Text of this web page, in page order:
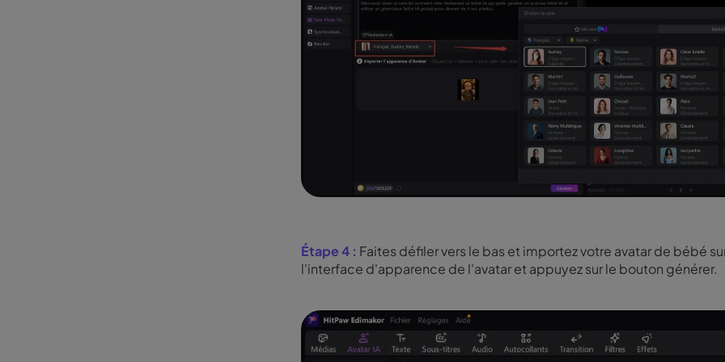
Étape 4 : Faites défiler vers le bas et importez votre avatar de bébé
l'interface d'apparence de l'avatar et appuyez sur le bouton générer.